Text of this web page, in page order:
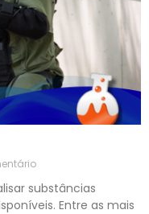
substâncias
Entre as mais